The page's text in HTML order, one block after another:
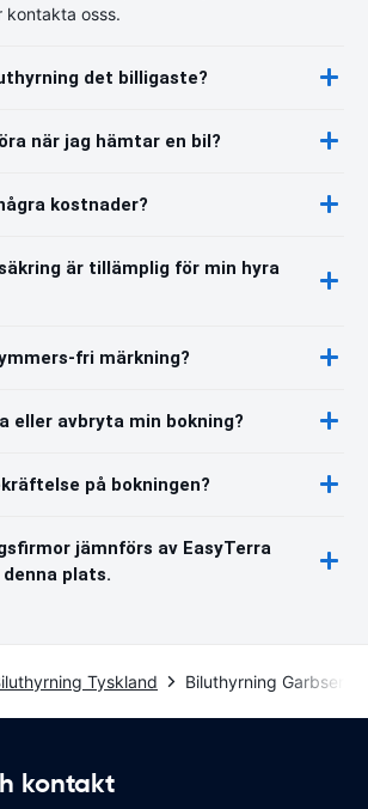
kontakta osss.
det billigaste?
när jag hämtar en bil?
kostnader?
är tillämplig för min hyra
fri märkning?
eller avbryta min bokning?
på bokningen?
jämnförs av EasyTerra
plats.
Tyskland Biluthyrning Garbsen
kontakt